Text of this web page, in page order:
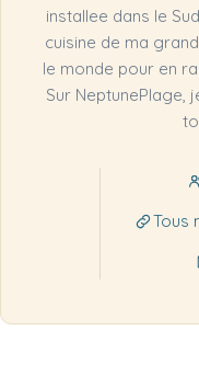
installee dans le
cuisine de ma
le monde pour en
Sur NeptunePlage,
Tous